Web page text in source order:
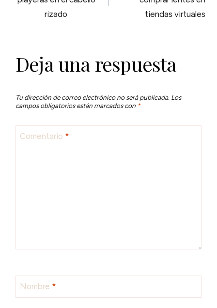
rizado
tiendas virtuales
Deja una respuesta
Tu dirección de correo electrónico no será publicada. Los
campos obligatorios están marcados con *
Comentario *
Nombre *